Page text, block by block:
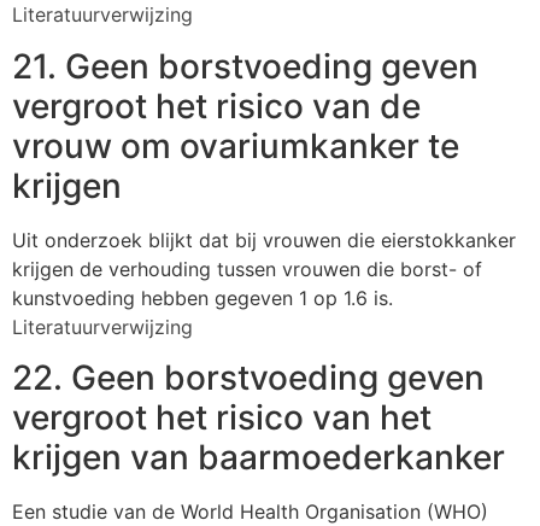
Literatuurverwijzing
21. Geen borstvoeding geven
vergroot het risico van de
vrouw om ovariumkanker te
krijgen
Uit onderzoek blijkt dat bij vrouwen die eierstokkanker
krijgen de verhouding tussen vrouwen die borst- of
kunstvoeding hebben gegeven 1 op 1.6 is.
Literatuurverwijzing
22. Geen borstvoeding geven
vergroot het risico van het
krijgen van baarmoederkanker
Een studie van de World Health Organisation (WHO)